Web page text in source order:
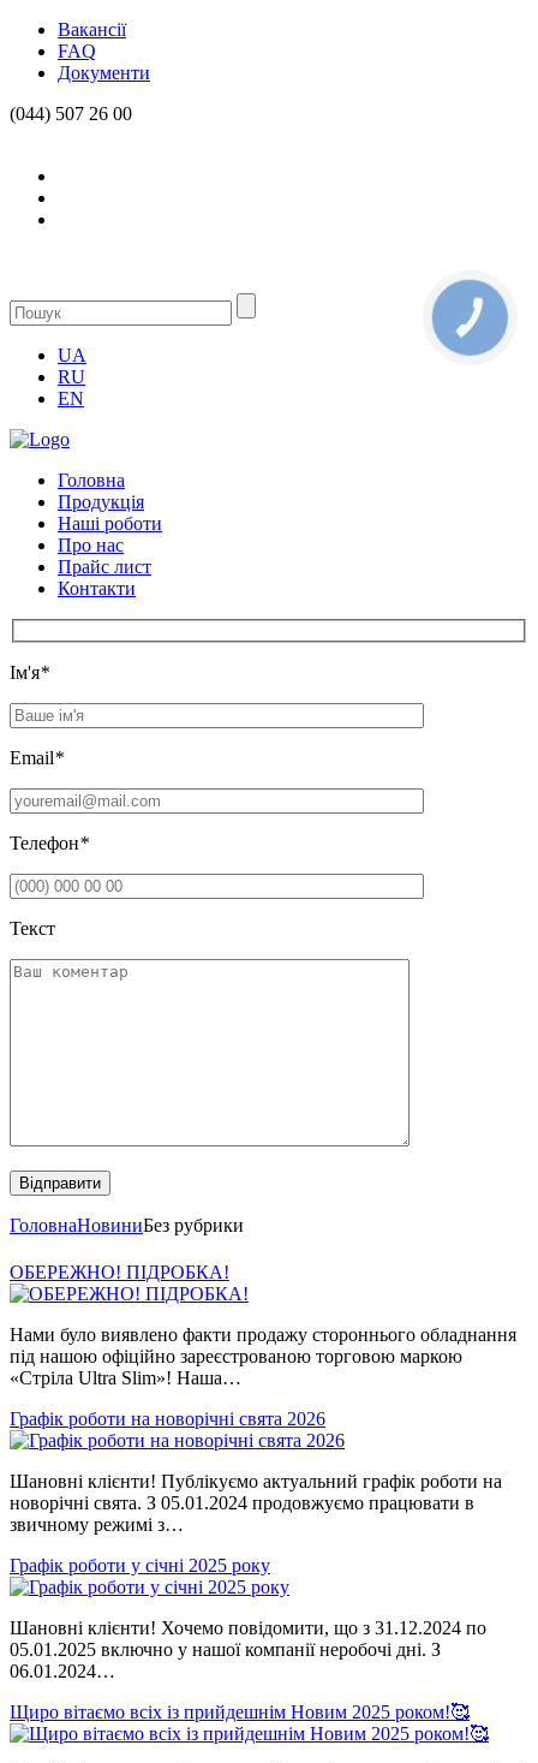
Вакансії
FAQ
Документи
(044) 507 26 00
UA
RU
EN
Головна
Продукцiя
Нашi роботи
Про нас
Прайс лист
Контакти
Iм'я*
Email*
Телефон*
Текст
ГоловнаНовиниБез рубрики
ОБЕРЕЖНО! ПІДРОБКА!
Нами було виявлено факти продажу стороннього обладнання
під нашою офіційно зареєстрованою торговою маркою
«Стріла Ultra Slim»! Наша…
Графік роботи на новорічні свята 2026
Шановні клієнти! Публікуємо актуальний графік роботи на
новорічні свята. З 05.01.2024 продовжуємо працювати в
звичному режимі з…
Графік роботи у січні 2025 року
Шановні клієнти! Хочемо повідомити, що з 31.12.2024 по
05.01.2025 включно у нашої компанії неробочі дні. З
06.01.2024…
Щиро вітаємо всіх із прийдешнім Новим 2025 роком!🥰
КНОПКА
СВЯЗИ